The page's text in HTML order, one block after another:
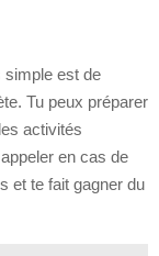
simple est de
Tu peux préparer
activités
en cas de
et te fait gagner du